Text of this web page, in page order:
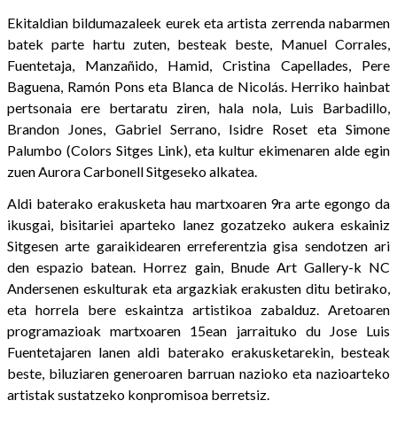
Ekitaldian bildumazaleek eurek eta artista zerrenda nabarmen
batek parte hartu zuten, besteak beste, Manuel Corrales,
Fuentetaja, Manzañido, Hamid, Cristina Capellades, Pere
Baguena, Ramón Pons eta Blanca de Nicolás. Herriko hainbat
pertsonaia ere bertaratu ziren, hala nola, Luis Barbadillo,
Brandon Jones, Gabriel Serrano, Isidre Roset eta Simone
Palumbo (Colors Sitges Link), eta kultur ekimenaren alde egin
zuen Aurora Carbonell Sitgeseko alkatea.
Aldi baterako erakusketa hau martxoaren 9ra arte egongo da
ikusgai, bisitariei aparteko lanez gozatzeko aukera eskainiz
Sitgesen arte garaikidearen erreferentzia gisa sendotzen ari
den espazio batean. Horrez gain, Bnude Art Gallery-k NC
Andersenen eskulturak eta argazkiak erakusten ditu betirako,
eta horrela bere eskaintza artistikoa zabalduz. Aretoaren
programazioak martxoaren 15ean jarraituko du Jose Luis
Fuentetajaren lanen aldi baterako erakusketarekin, besteak
beste, biluziaren generoaren barruan nazioko eta nazioarteko
artistak sustatzeko konpromisoa berretsiz.